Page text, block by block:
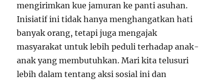
mengirimkan kue jamuran ke panti asuhan.
Inisiatif ini tidak hanya menghangatkan hati
banyak orang, tetapi juga mengajak
masyarakat untuk lebih peduli terhadap anak-
anak yang membutuhkan. Mari kita telusuri
lebih dalam tentang aksi sosial ini dan